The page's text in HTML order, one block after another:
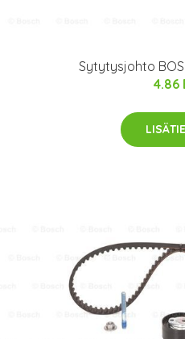
Sytytysjohto
4.86